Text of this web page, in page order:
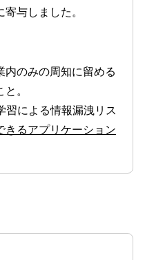
与しました。
内のみの周知に留める
。
習による情報漏洩リス
きるアプリケーション